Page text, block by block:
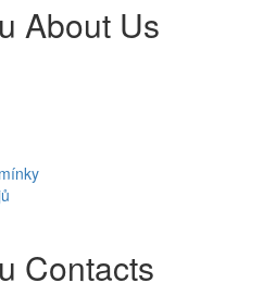
About Us
Contacts